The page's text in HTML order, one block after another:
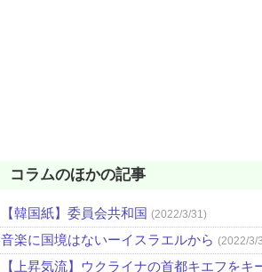
コラムのほかの記事
【韓国紙】委員会共和国 (2022/3/31)
音楽に国境はないーイスラエルから (2022/3/
【上昇気流】ウクライナの首都キエフを